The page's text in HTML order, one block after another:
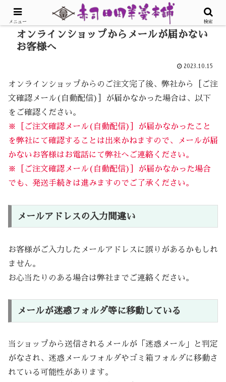
オンラインショップからメールが届かない
お客様へ
2023.10.15
オンラインショップからのご注文完了後、弊社から［ご注
文確認メール(自動配信)］が届かなかった場合は、以下
をご確認ください。
※［ご注文確認メール(自動配信)］が届かなかったこと
を弊社にて確認することは出来かねますので、メールが届
かないお客様はお電話にて弊社へご連絡ください。
※［ご注文確認メール(自動配信)］が届かなかった場合
でも、発送手続きは進みますのでご了承ください。
メールアドレスの入力間違い
お客様がご入力したメールアドレスに誤りがあるかもしれ
ません。
お心当たりのある場合は弊社までご連絡ください。
メールが迷惑フォルダ等に移動している
当ショップから送信されるメールが「迷惑メール」と判定
がなされ、迷惑メールフォルダやゴミ箱フォルダに移動さ
れている可能性があります。
メニュー 検索